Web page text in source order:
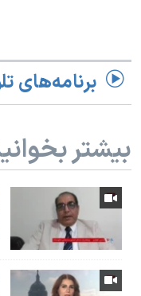
برنامه‌های
بیشتر